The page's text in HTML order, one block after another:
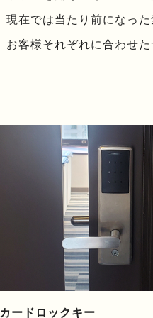
現在では当たり前になっ
お客様それぞれに合わせ
カードロックキー